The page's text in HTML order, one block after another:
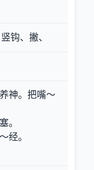
钩、撇、
神。把嘴～
。
经。